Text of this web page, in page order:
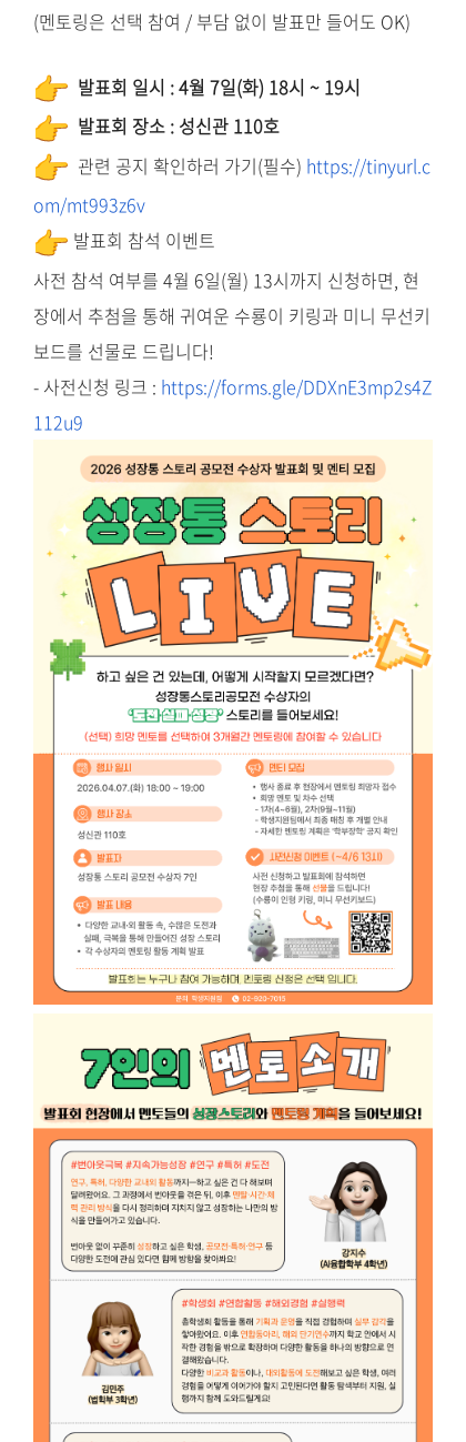
(멘토링은 선택 참여 / 부담 없이 발표만 들어도 OK)
발표회 일시 : 4월 7일(화) 18시 ~ 19시
발표회 장소 : 성신관 110호
관련 공지 확인하러 가기(필수) https://tinyurl.c
om/mt993z6v
발표회 참석 이벤트
사전 참석 여부를 4월 6일(월) 13시까지 신청하면, 현
장에서 추첨을 통해 귀여운 수룡이 키링과 미니 무선키
보드를 선물로 드립니다!
- 사전신청 링크 : https://forms.gle/DDXnE3mp2s4Z
112u9